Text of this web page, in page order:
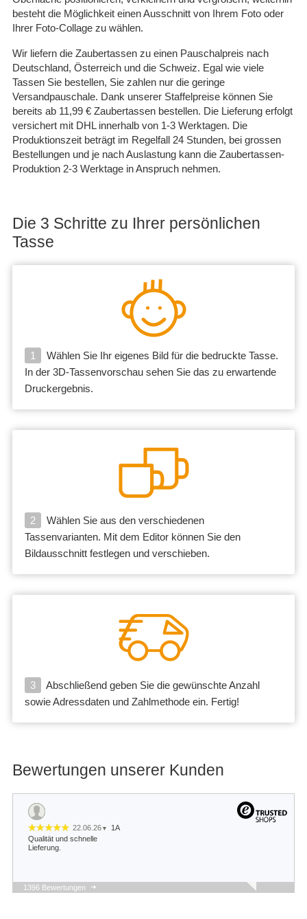
besteht die Möglichkeit einen Ausschnitt von Ihrem Foto oder
Ihrer Foto-Collage zu wählen.
Wir liefern die Zaubertassen zu einen Pauschalpreis nach
Deutschland, Österreich und die Schweiz. Egal wie viele
Tassen Sie bestellen, Sie zahlen nur die geringe
Versandpauschale. Dank unserer Staffelpreise können Sie
bereits ab 11,99 € Zaubertassen bestellen. Die Lieferung erfolgt
versichert mit DHL innerhalb von 1-3 Werktagen. Die
Produktionszeit beträgt im Regelfall 24 Stunden, bei grossen
Bestellungen und je nach Auslastung kann die Zaubertassen-
Produktion 2-3 Werktage in Anspruch nehmen.
Die 3 Schritte zu Ihrer persönlichen
Tasse
1
Wählen Sie Ihr eigenes Bild für die bedruckte Tasse.
In der 3D-Tassenvorschau sehen Sie das zu erwartende
Druckergebnis.
2
Wählen Sie aus den verschiedenen
Tassenvarianten. Mit dem Editor können Sie den
Bildausschnitt festlegen und verschieben.
3
Abschließend geben Sie die gewünschte Anzahl
sowie Adressdaten und Zahlmethode ein. Fertig!
Bewertungen unserer Kunden
22.06.26 ▼
1A
Qualität und schnelle
Lieferung.
1396 Bewertungen